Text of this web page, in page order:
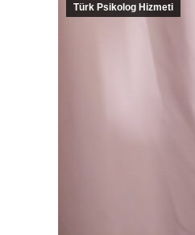
Türk Psikolog Hizmeti